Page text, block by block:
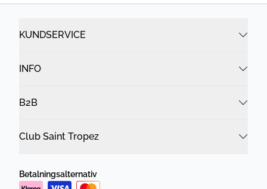
KUNDSERVICE
INFO
B2B
Club Saint Tropez
Betalningsalternativ